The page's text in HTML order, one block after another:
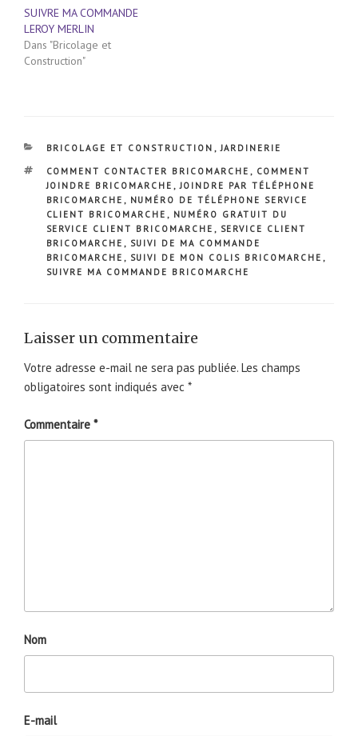
SUIVRE MA COMMANDE
LEROY MERLIN
Dans "Bricolage et
Construction"
CATÉGORIES
BRICOLAGE ET CONSTRUCTION ,JARDINERIE
ÉTIQUETTES
COMMENT CONTACTER BRICOMARCHE , COMMENT
JOINDRE BRICOMARCHE ,JOINDRE PAR TÉLÉPHONE
BRICOMARCHE , NUMÉRO DE TÉLÉPHONE SERVICE
CLIENT BRICOMARCHE , NUMÉRO GRATUIT DU
SERVICE CLIENT BRICOMARCHE , SERVICE CLIENT
BRICOMARCHE , SUIVI DE MA COMMANDE
BRICOMARCHE , SUIVI DE MON COLIS BRICOMARCHE ,
SUIVRE MA COMMANDE BRICOMARCHE
Laisser un commentaire
Votre adresse e-mail ne sera pas publiée. Les champs
obligatoires sont indiqués avec *
Commentaire *
Nom
E-mail